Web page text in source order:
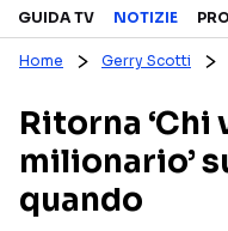
Televisione
CANALI TV
PROGRAMMI TV
PERSONAGGI TV
GUIDA TV NOTIZIE
Home Gerry Scotti
Ritorna ‘Chi
milionario’
quando